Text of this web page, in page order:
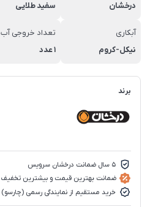
درخشان
سفید طلایی
آبکاری
نیکل-کروم
تعداد خروجی آب
1 عدد
برند
5 سال ضمانت درخشان سرویس
ضمانت بهترین قیمت و بیشترین تخفیف
خرید مستقیم از نمایندگی رسمی (چارسو)